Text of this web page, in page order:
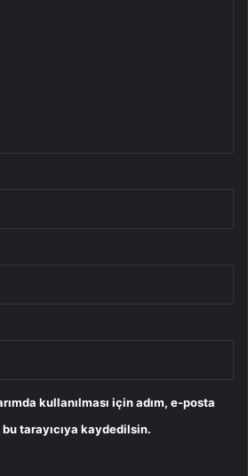
kullanılması için adım, e-posta
tarayıcıya kaydedilsin.